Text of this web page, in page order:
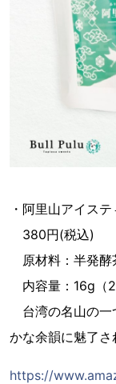
・阿里山アイステ
380円(税込)
原材料：半発酵
内容量：16g（
台湾の名山の一
かな余韻に魅了さ
https://